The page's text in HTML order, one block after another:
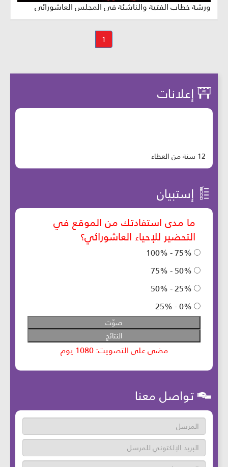
ورشة خطاب الفتية والناشئة في المجلس العاشورائي
1
إعلانات
12 سنة من العطاء
إستبيان
تواصل معنا